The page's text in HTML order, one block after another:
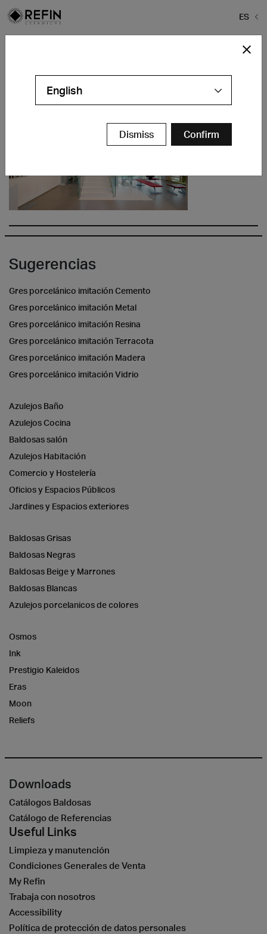
ES
Sugerencias
Gres porcelánico imitación Cemento
Gres porcelánico imitación Metal
Gres porcelánico imitación Resina
Gres porcelánico imitación Terracota
Gres porcelánico imitación Madera
Gres porcelánico imitación Vidrio
Azulejos Baño
Azulejos Cocina
Baldosas salón
Azulejos Habitación
Comercio y Hostelería
Oficios y Espacios Públicos
Jardines y Espacios exteriores
Baldosas Grisas
Baldosas Negras
Baldosas Beige y Marrones
Baldosas Blancas
Azulejos porcelanicos de colores
Osmos
Ink
Prestigio Kaleidos
Eras
Moon
Reliefs
Downloads
Catálogos Baldosas
Catálogo de Referencias
Useful Links
Limpieza y manutención
Condiciones Generales de Venta
My Refin
Trabaja con nosotros
Accessibility
Política de protección de datos personales
English
Dismiss Confirm